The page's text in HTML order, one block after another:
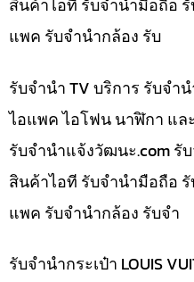
สินค้าไอที รับจำนำมือถือ
แพค รับจำนำกล้อง รับ
รับจำนำ TV บริการ รับจ
ไอแพค ไอโฟน นาฬิกา แล
รับจํานําแจ้งวัฒนะ.com รั
สินค้าไอที รับจำนำมือถือ
แพค รับจำนำกล้อง รับจำ
รับจำนำกระเป๋า LOUIS